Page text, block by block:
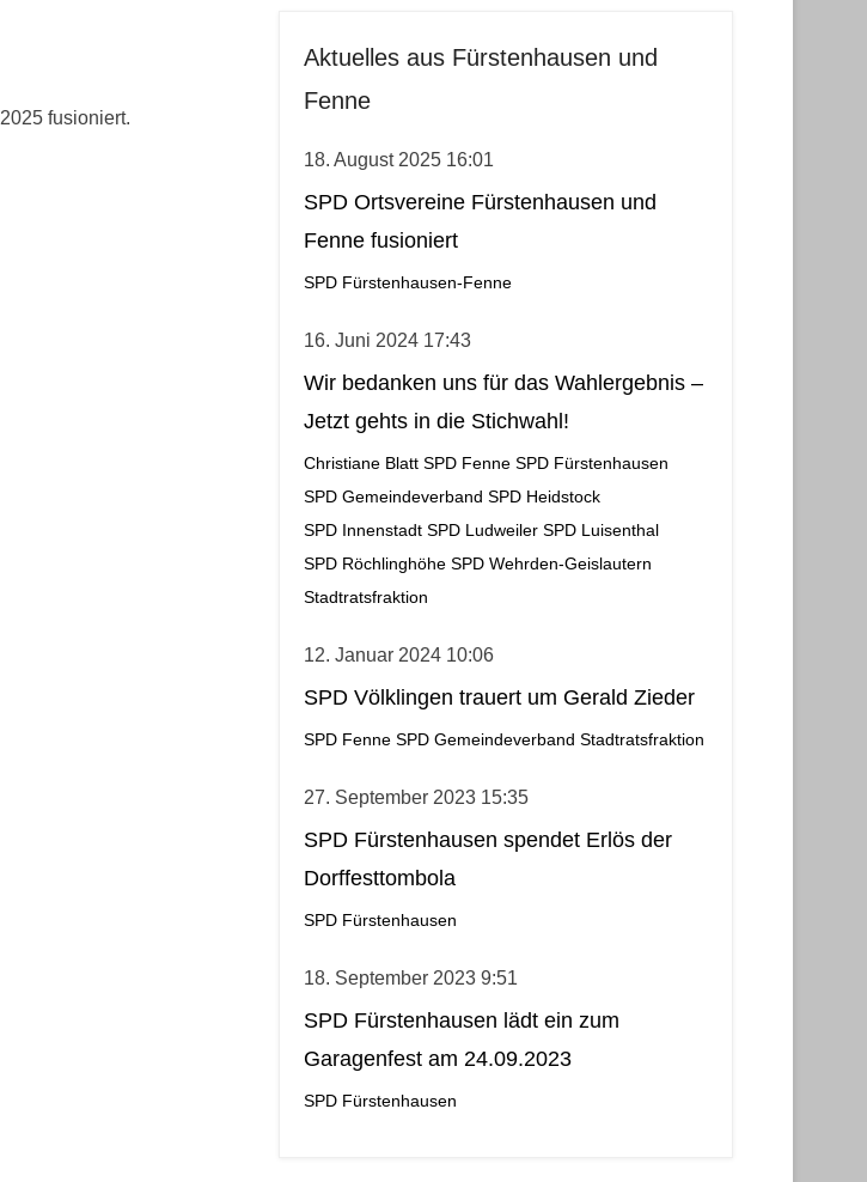
fusioniert.
Aktuelles aus Fürstenhausen und
Fenne
18. August 2025 16:01
SPD Ortsvereine Fürstenhausen und
Fenne fusioniert
SPD Fürstenhausen-Fenne
16. Juni 2024 17:43
Wir bedanken uns für das Wahlergebnis –
Jetzt gehts in die Stichwahl!
Christiane Blatt SPD Fenne SPD Fürstenhausen
SPD Gemeindeverband SPD Heidstock
SPD Innenstadt SPD Ludweiler SPD Luisenthal
SPD Röchlinghöhe SPD Wehrden-Geislautern
Stadtratsfraktion
12. Januar 2024 10:06
SPD Völklingen trauert um Gerald Zieder
SPD Fenne SPD Gemeindeverband Stadtratsfraktion
27. September 2023 15:35
SPD Fürstenhausen spendet Erlös der
Dorffesttombola
SPD Fürstenhausen
18. September 2023 9:51
SPD Fürstenhausen lädt ein zum
Garagenfest am 24.09.2023
SPD Fürstenhausen